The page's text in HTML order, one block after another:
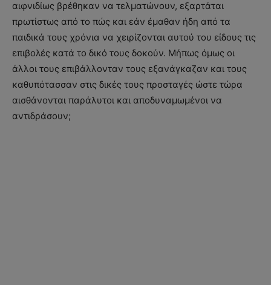
αιφνιδίως βρέθηκαν να τελματώνουν, εξαρτάται
πρωτίστως από το πώς και εάν έμαθαν ήδη από τα
παιδικά τους χρόνια να χειρίζονται αυτού του είδους τις
επιβολές κατά το δικό τους δοκούν. Μήπως όμως οι
άλλοι τους επιβάλλονταν τους εξανάγκαζαν και τους
καθυπότασσαν στις δικές τους προσταγές ώστε τώρα
αισθάνονται παράλυτοι και αποδυναμωμένοι να
αντιδράσουν;